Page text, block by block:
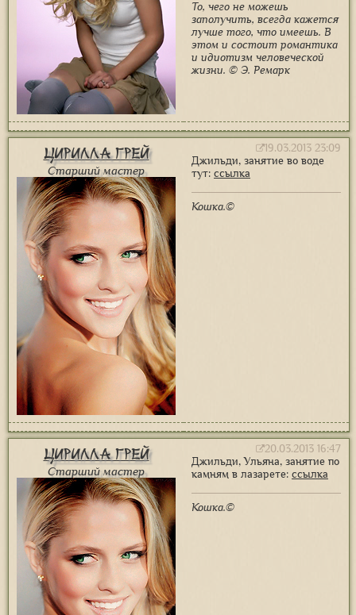
То, чего не можешь
заполучить, всегда кажется
лучше того, что имеешь. В
этом и состоит романтика
и идиотизм человеческой
жизни. © Э. Ремарк
Цирилла Грей
Старший мастер
19.03.2013 23:09
Джильди, занятие во воде
тут: ссылка
Кошка.©
Цирилла Грей
Старший мастер
20.03.2013 16:47
Джильди, Ульяна, занятие по
камням в лазарете: ссылка
Кошка.©